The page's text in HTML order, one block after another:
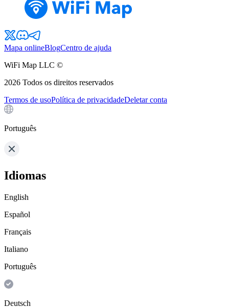
Mapa onlineBlogCentro de ajuda
WiFi Map LLC ©
2026 Todos os direitos reservados
Termos de usoPolítica de privacidadeDeletar conta
Português
Idiomas
English
Español
Français
Italiano
Português
Deutsch